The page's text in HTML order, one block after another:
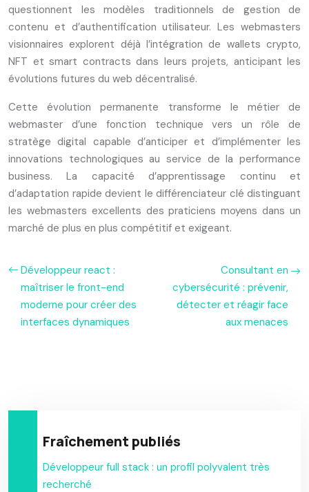
questionnent les modèles traditionnels de gestion de
contenu et d’authentification utilisateur. Les webmasters
visionnaires explorent déjà l’intégration de wallets crypto,
NFT et smart contracts dans leurs projets, anticipant les
évolutions futures du web décentralisé.
Cette évolution permanente transforme le métier de
webmaster d’une fonction technique vers un rôle de
stratège digital capable d’anticiper et d’implémenter les
innovations technologiques au service de la performance
business. La capacité d’apprentissage continu et
d’adaptation rapide devient le différenciateur clé distinguant
les webmasters excellents des praticiens moyens dans un
marché de plus en plus compétitif et exigeant.
Développeur react :
maîtriser le front-end
moderne pour créer des
interfaces dynamiques
Consultant en
cybersécurité : prévenir,
détecter et réagir face
aux menaces
Fraîchement publiés
Développeur full stack : un profil polyvalent très
recherché